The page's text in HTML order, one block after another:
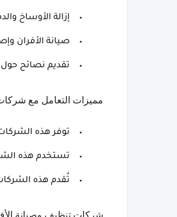
إزالة الأوساخ
صيانة الأفران
تقديم نصائح
مميزات التعامل مع
توفر هذه
تستخدم هذه
تُقدم هذه